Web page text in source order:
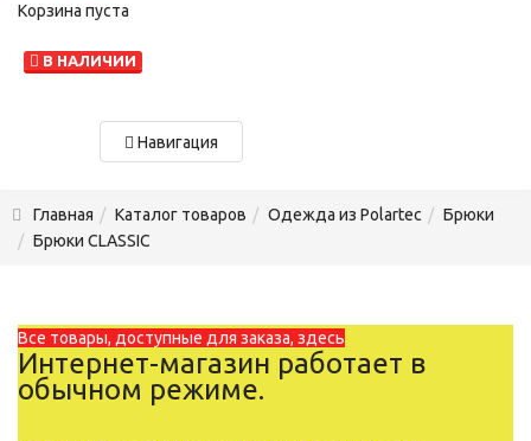
Корзина пуста
В НАЛИЧИИ
Навигация
Главная Каталог товаров Одежда из Polartec
Брюки
Брюки CLASSIC
Все товары, доступные для заказа, здесь
Интернет-магазин работает в
обычном режиме.